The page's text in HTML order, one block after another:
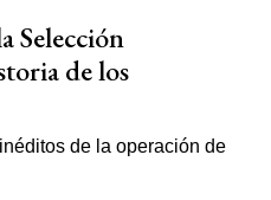
Selección
de los